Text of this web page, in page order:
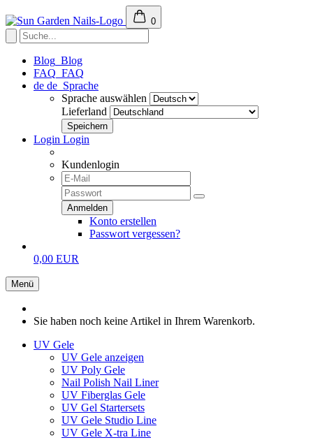
0
Blog Blog
FAQ FAQ
de de Sprache
Sprache auswählen
Lieferland
Login Login
Kundenlogin
Konto erstellen
Passwort vergessen?
0,00 EUR
Menü
Sie haben noch keine Artikel in Ihrem Warenkorb.
UV Gele
UV Gele anzeigen
UV Poly Gele
Nail Polish Nail Liner
UV Fiberglas Gele
UV Gel Startersets
UV Gele Studio Line
UV Gele X-tra Line